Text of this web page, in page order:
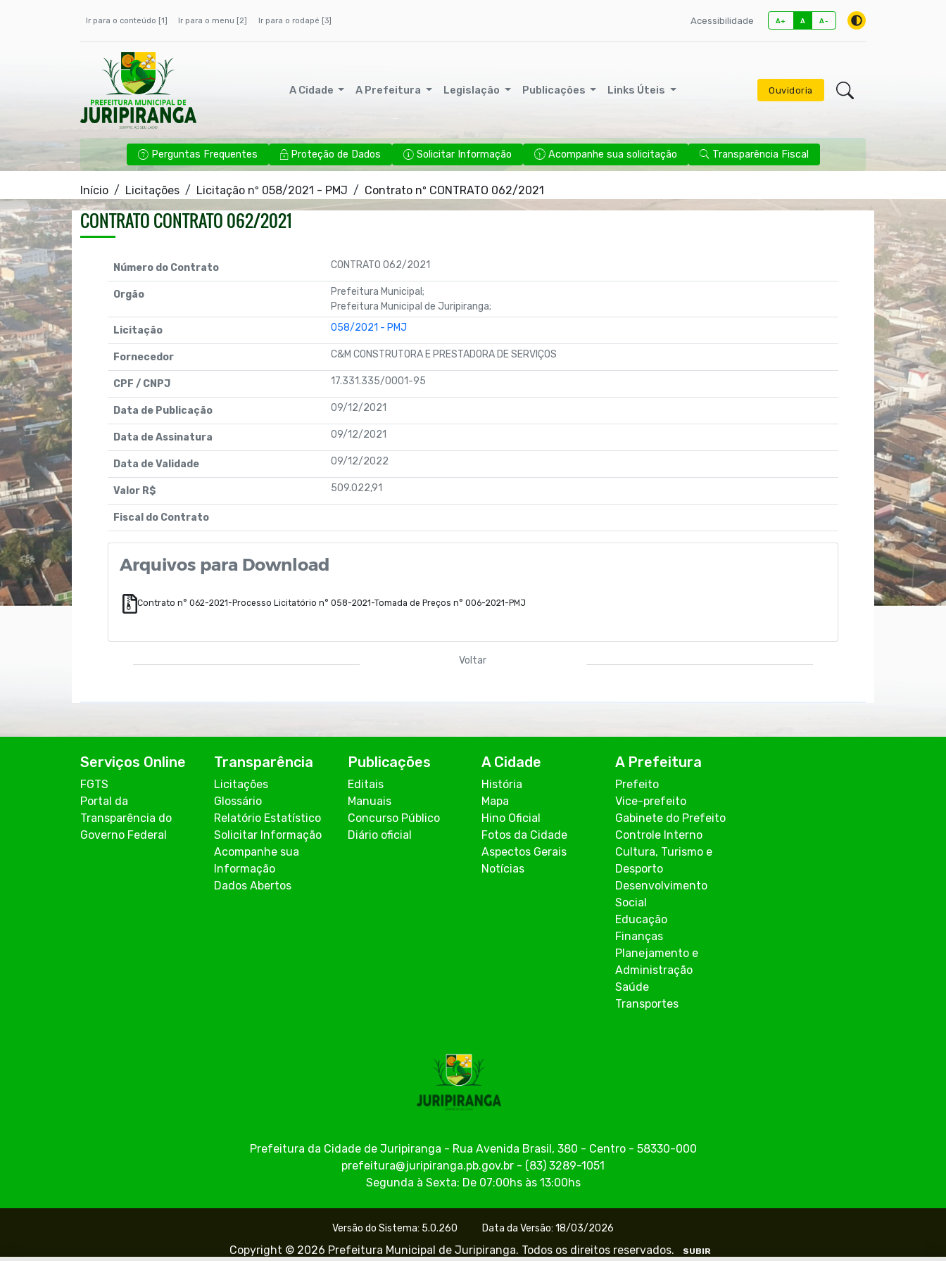
Ir para o conteúdo [1] Ir para o menu [2] Ir para o rodapé [3] Acessibilidade A+ A A-
A Cidade A Prefeitura Legislação Publicações Links Úteis Ouvidoria
Perguntas Frequentes Proteção de Dados Solicitar Informação Acompanhe sua solicitação Transparência Fiscal
Início Licitações Licitação nº 058/2021 - PMJ Contrato nº CONTRATO 062/2021
CONTRATO CONTRATO 062/2021
Número do Contrato CONTRATO 062/2021
Orgão
Prefeitura Municipal;
Prefeitura Municipal de Juripiranga;
Licitação
058/2021 - PMJ
Fornecedor C&M CONSTRUTORA E PRESTADORA DE SERVIÇOS
CPF / CNPJ 17.331.335/0001-95
Data de Publicação 09/12/2021
Data de Assinatura 09/12/2021
Data de Validade 09/12/2022
Valor R$ 509.022,91
Fiscal do Contrato
Arquivos para Download
Contrato n° 062-2021-Processo Licitatório n° 058-2021-Tomada de Preços n° 006-2021-PMJ
Voltar
Serviços Online
FGTS
Portal da
Transparência do
Governo Federal
Transparência
Licitações
Glossário
Relatório Estatístico
Solicitar Informação
Acompanhe sua
Informação
Dados Abertos
Publicações
Editais
Manuais
Concurso Público
Diário oficial
A Cidade
História
Mapa
Hino Oficial
Fotos da Cidade
Aspectos Gerais
Notícias
A Prefeitura
Prefeito
Vice-prefeito
Gabinete do Prefeito
Controle Interno
Cultura, Turismo e
Desporto
Desenvolvimento
Social
Educação
Finanças
Planejamento e
Administração
Saúde
Transportes
Prefeitura da Cidade de Juripiranga - Rua Avenida Brasil, 380 - Centro - 58330-000
prefeitura@juripiranga.pb.gov.br - (83) 3289-1051
Segunda à Sexta: De 07:00hs às 13:00hs
Versão do Sistema: 5.0.260 Data da Versão: 18/03/2026
Copyright © 2026 Prefeitura Municipal de Juripiranga. Todos os direitos reservados. SUBIR